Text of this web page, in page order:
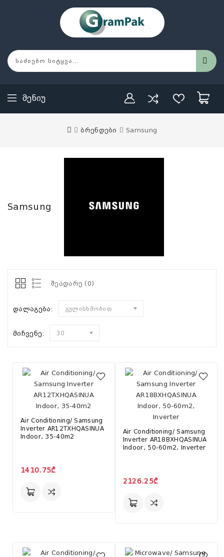
Მენიუ
ბრენდები Samsung
Samsung
შეადარე (0)
დალაგება: გულისხმობით
მიჩვენე: 30
Air Conditioning/ Samsung
Inverter AR12TXHQASINUA
Indoor, 35-40m2
1410.75₾
Air Conditioning/ Samsung
Inverter AR18BXHQASINUA
Indoor, 50-60m2, Inverter
2126.25₾